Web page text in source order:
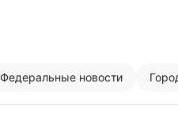
Федеральные новости